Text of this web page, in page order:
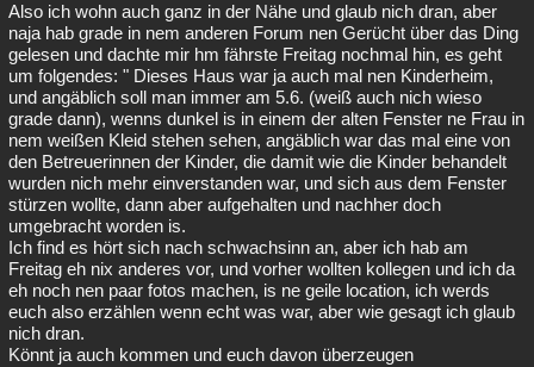
Also ich wohn auch ganz in der Nähe und glaub nich dran, aber
naja hab grade in nem anderen Forum nen Gerücht über das Ding
gelesen und dachte mir hm fährste Freitag nochmal hin, es geht
um folgendes: " Dieses Haus war ja auch mal nen Kinderheim,
und angäblich soll man immer am 5.6. (weiß auch nich wieso
grade dann), wenns dunkel is in einem der alten Fenster ne Frau in
nem weißen Kleid stehen sehen, angäblich war das mal eine von
den Betreuerinnen der Kinder, die damit wie die Kinder behandelt
wurden nich mehr einverstanden war, und sich aus dem Fenster
stürzen wollte, dann aber aufgehalten und nachher doch
umgebracht worden is.
Ich find es hört sich nach schwachsinn an, aber ich hab am
Freitag eh nix anderes vor, und vorher wollten kollegen und ich da
eh noch nen paar fotos machen, is ne geile location, ich werds
euch also erzählen wenn echt was war, aber wie gesagt ich glaub
nich dran.
Könnt ja auch kommen und euch davon überzeugen